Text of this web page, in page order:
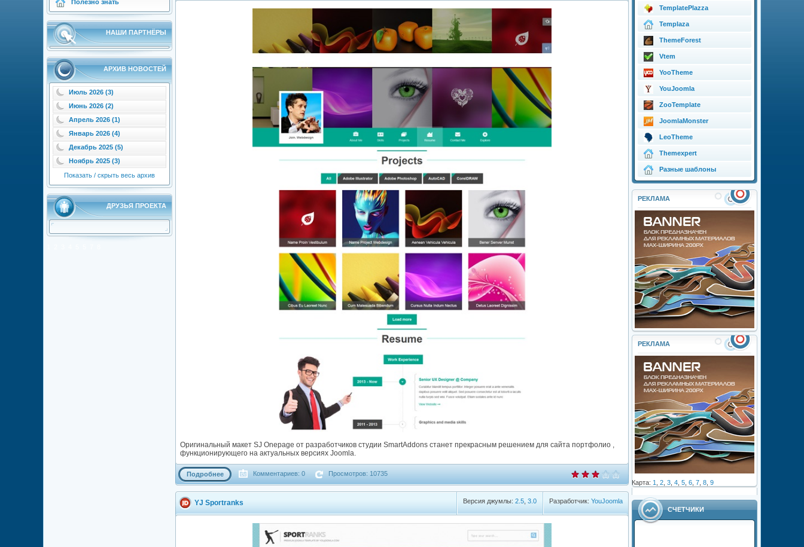
Полезно знать
НАШИ ПАРТНЁРЫ
АРХИВ НОВОСТЕЙ
Июль 2026 (3)
Июнь 2026 (2)
Апрель 2026 (1)
Январь 2026 (4)
Декабрь 2025 (5)
Ноябрь 2025 (3)
Показать / скрыть весь архив
ДРУЗЬЯ ПРОЕКТА
TemplatePlazza
Templaza
ThemeForest
Vtem
YooTheme
YouJoomla
ZooTemplate
JoomlaMonster
LeoTheme
Themexpert
Разные шаблоны
РЕКЛАМА
РЕКЛАМА
Карта: 1 2 3 4 5 6 7 8 9
СЧЕТЧИКИ
Оригинальный макет SJ Onepage от разработчиков студии SmartAddons станет прекрасным решением для сайта портфолио ,
функционирующего на актуальных версиях Joomla.
Подробнее Комментариев: 0 Просмотров: 10735
Разработчик: YouJoomla
Версия джумлы: 2.5 3.0
YJ Sportranks